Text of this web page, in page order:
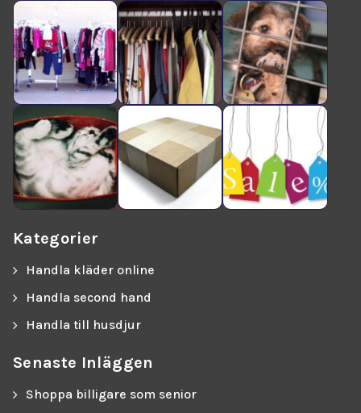
Kategorier
Handla kläder online
Handla second hand
Handla till husdjur
Senaste Inläggen
Shoppa billigare som senior